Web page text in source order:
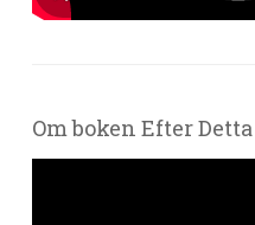
Om boken Efter Detta